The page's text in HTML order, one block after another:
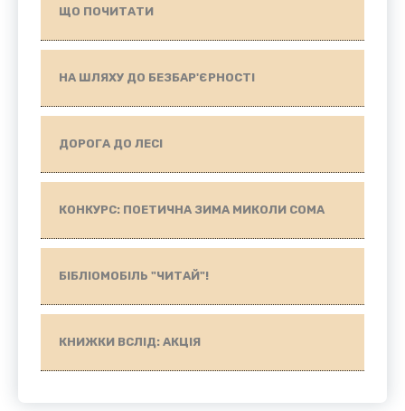
ЩО ПОЧИТАТИ
НА ШЛЯХУ ДО БЕЗБАР'ЄРНОСТІ
ДОРОГА ДО ЛЕСІ
КОНКУРС: ПОЕТИЧНА ЗИМА МИКОЛИ СОМА
БІБЛІОМОБІЛЬ "ЧИТАЙ"!
КНИЖКИ ВСЛІД: АКЦІЯ